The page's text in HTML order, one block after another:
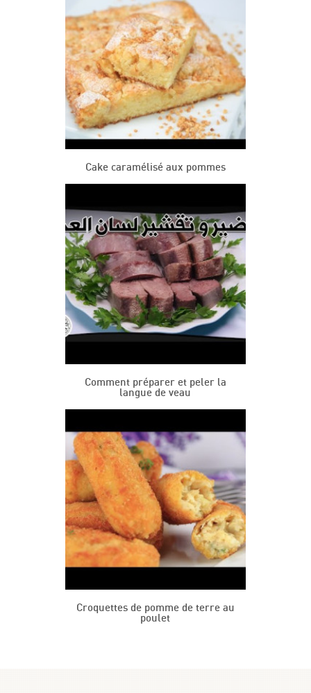
Cake caramélisé aux pommes
Comment préparer et peler la
langue de veau
Croquettes de pomme de terre au
poulet